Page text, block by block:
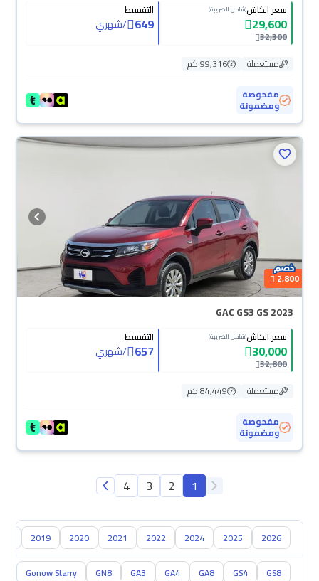
سعر الكاش(شامل الضريبة)
29,600
32,300
التقسيط
649
/شهري
مستعملة
99,316 كم
مفحوصة
ومضمونة
2,800
GAC GS3 GS 2023
سعر الكاش(شامل الضريبة)
30,000
32,800
التقسيط
657
/شهري
مستعملة
84,449 كم
مفحوصة
ومضمونة
1
2
3
4
2026
2025
2024
2022
2021
2020
2019
GS8
GS4
GA8
GA4
GA3
GN8
Gonow Starry